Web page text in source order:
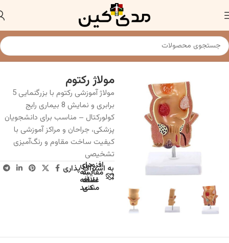
خانه مولاژ و ماکت آناتومی عمومی
مولاژ رکتوم
مولاژ آموزشی رکتوم با بزرگنمایی 5
برابری و نمایش 8 بیماری رایج
کولورکتال – مناسب برای دانشجویان
پزشکی، جراحان و مراکز آموزشی با
کیفیت ساخت مقاوم و رنگ‌آمیزی
تشخیصی
برای
مقایسه
اضافه
کنید
افزودن
به
علاقه
مندی
به اشتراک پذاری